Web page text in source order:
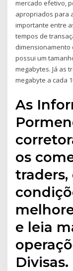
mercado efetivo,
apropriados para
importante entre
tempos de
dimensionamento
possui um
megabytes. Já as
megabyte a cada
As
os
traders,
e leia
Divisas.